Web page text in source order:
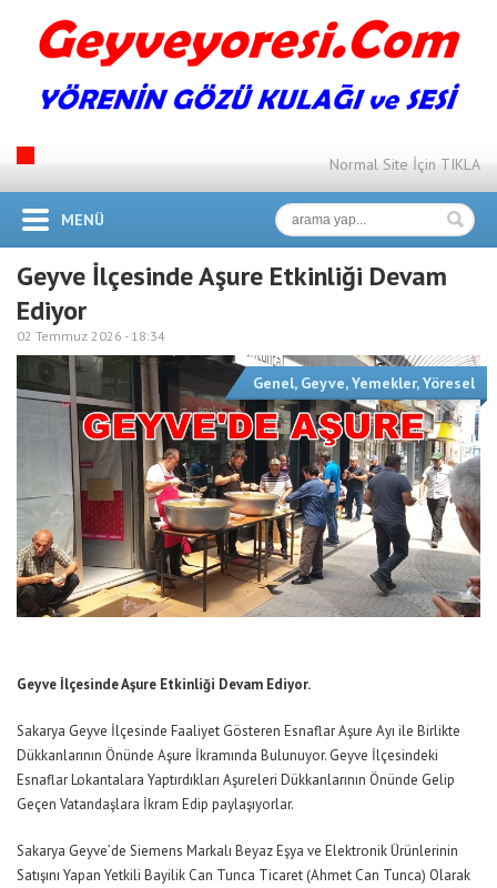
Normal Site İçin TIKLA
MENÜ
Geyve İlçesinde Aşure Etkinliği Devam
Ediyor
02 Temmuz 2026 - 18:34
Genel, Geyve,Yemekler,Yöresel
Geyve İlçesinde Aşure Etkinliği Devam Ediyor.
Sakarya Geyve İlçesinde Faaliyet Gösteren Esnaflar Aşure Ayı ile Birlikte
Dükkanlarının Önünde Aşure İkramında Bulunuyor. Geyve İlçesindeki
Esnaflar Lokantalara Yaptırdıkları Aşureleri Dükkanlarının Önünde Gelip
Geçen Vatandaşlara İkram Edip paylaşıyorlar.
Sakarya Geyve’de Siemens Markalı Beyaz Eşya ve Elektronik Ürünlerinin
Satışını Yapan Yetkili Bayilik Can Tunca Ticaret (Ahmet Can Tunca) Olarak